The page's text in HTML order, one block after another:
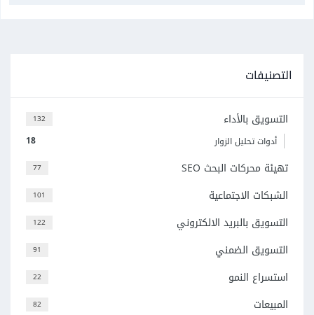
التصنيفات
132 التسويق بالأداء
18 أدوات تحليل الزوار
77 تهيئة محركات البحث SEO
101 الشبكات الاجتماعية
122 التسويق بالبريد الالكتروني
91 التسويق الضمني
22 استسراع النمو
82 المبيعات